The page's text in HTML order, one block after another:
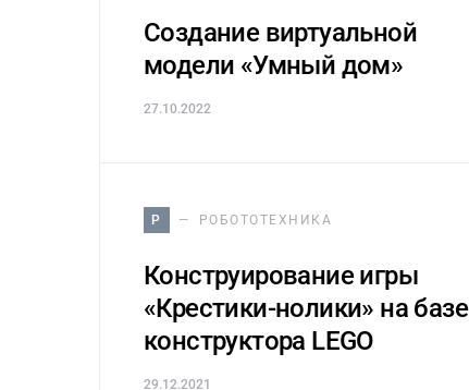
Создание виртуальной
модели «Умный дом»
27.10.2022
Р РОБОТОТЕХНИКА
Конструирование игры
«Крестики-нолики» на базе
конструктора LEGO
29.12.2021